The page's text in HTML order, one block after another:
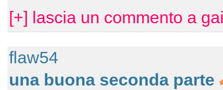
[+] lascia un commento a
flaw54
una buona seconda parte